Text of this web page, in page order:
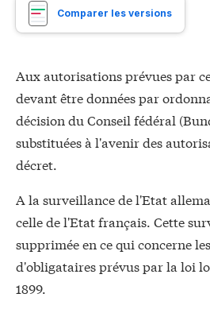
Comparer les versions
Aux autorisations prévues par
devant être données par
décision du Conseil fédéral
substituées à l'avenir des
décret.
A la surveillance de l'Etat
celle de l'Etat français. Cette
supprimée en ce qui concerne
d'obligataires prévus par la loi
1899.